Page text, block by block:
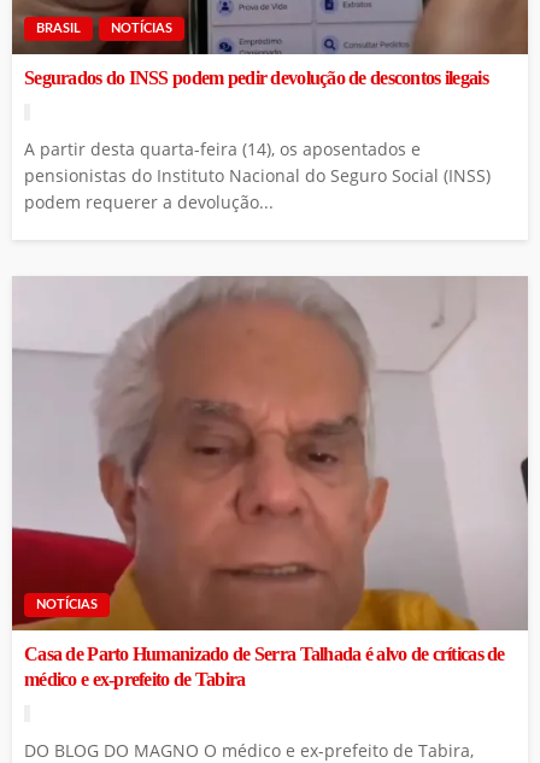
BRASIL NOTÍCIAS
Segurados do INSS podem pedir devolução de descontos ilegais
A partir desta quarta-feira (14), os aposentados e
pensionistas do Instituto Nacional do Seguro Social (INSS)
podem requerer a devolução...
NOTÍCIAS
Casa de Parto Humanizado de Serra Talhada é alvo de críticas de
médico e ex-prefeito de Tabira
DO BLOG DO MAGNO O médico e ex-prefeito de Tabira,